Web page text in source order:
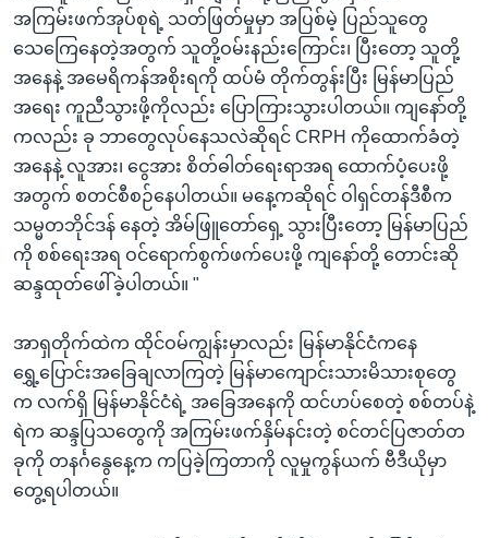
အကြမ်းဖက်အုပ်စုရဲ့ သတ်ဖြတ်မှုမှာ အပြစ်မဲ့ ပြည်သူတွေ
သေကြေနေတဲ့အတွက် သူတို့ဝမ်းနည်းကြောင်း၊ ပြီးတော့ သူတို့
အနေနဲ့ အမေရိကန်အစိုးရကို ထပ်မံ တိုက်တွန်းပြီး မြန်မာပြည်
အရေး ကူညီသွားဖို့ကိုလည်း ပြောကြားသွားပါတယ်။ ကျနော်တို့
ကလည်း ခု ဘာတွေလုပ်နေသလဲဆိုရင် CRPH ကိုထောက်ခံတဲ့
အနေနဲ့ လူအား၊ ငွေအား စိတ်ဓါတ်ရေးရာအရ ထောက်ပံ့ပေးဖို့
အတွက် စတင်စီစဉ်နေပါတယ်။ မနေ့ကဆိုရင် ဝါရှင်တန်ဒီစီက
သမ္မတဘိုင်ဒန် နေတဲ့ အိမ်ဖြူတော်ရှေ့ သွားပြီးတော့ မြန်မာပြည်
ကို စစ်ရေးအရ ဝင်ရောက်စွက်ဖက်ပေးဖို့ ကျနော်တို့ တောင်းဆို
ဆန္ဒထုတ်ဖေါ်ခဲ့ပါတယ်။ "
အာရှတိုက်ထဲက ထိုင်ဝမ်ကျွန်းမှာလည်း မြန်မာနိုင်ငံကနေ
ရွှေ့ပြောင်းအခြေချလာကြတဲ့ မြန်မာကျောင်းသားမိသားစုတွေ
က လက်ရှိ မြန်မာနိုင်ငံရဲ့ အခြေအနေကို ထင်ဟပ်စေတဲ့ စစ်တပ်နဲ့
ရဲက ဆန္ဒပြသတွေကို အကြမ်းဖက်နှိမ်နင်းတဲ့ စင်တင်ပြဇာတ်တ
ခုကို တနင်္ဂနွေနေ့က ကပြခဲ့ကြတာကို လူမှုကွန်ယက် ဗီဒီယိုမှာ
တွေ့ရပါတယ်။